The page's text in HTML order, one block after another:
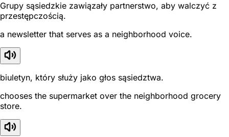
Grupy sąsiedzkie zawiązały partnerstwo, aby walczyć z
przestępczością.
a newsletter that serves as a neighborhood voice.
biuletyn, który służy jako głos sąsiedztwa.
chooses the supermarket over the neighborhood grocery
store.